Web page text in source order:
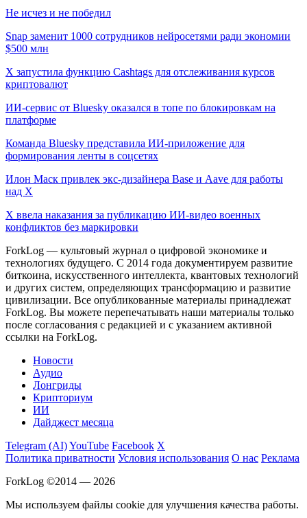
Не исчез и не победил
Snap заменит 1000 сотрудников нейросетями ради экономии
$500 млн
X запустила функцию Cashtags для отслеживания курсов
криптовалют
ИИ-сервис от Bluesky оказался в топе по блокировкам на
платформе
Команда Bluesky представила ИИ-приложение для
формирования ленты в соцсетях
Илон Маск привлек экс-дизайнера Base и Aave для работы
над X
X ввела наказания за публикацию ИИ-видео военных
конфликтов без маркировки
ForkLog — культовый журнал о цифровой экономике и
технологиях будущего. С 2014 года документируем развитие
биткоина, искусственного интеллекта, квантовых технологий
и других систем, определяющих трансформацию и развитие
цивилизации. Все опубликованные материалы принадлежат
ForkLog. Вы можете перепечатывать наши материалы только
после согласования с редакцией и с указанием активной
ссылки на ForkLog.
Новости
Аудио
Лонгриды
Крипториум
ИИ
Дайджест месяца
Telegram (AI)YouTube Facebook X
Политика приватности Условия использования О нас Реклама
ForkLog ©2014 — 2026
Мы используем файлы cookie для улучшения качества работы.